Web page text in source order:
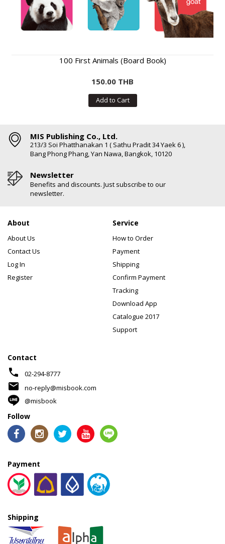
100 First Animals (Board Book)
150.00 THB
Add to Cart
MIS Publishing Co., Ltd.
213/3 Soi Phatthanakan 1 ( Sathu Pradit 34 Yaek 6 ),
Bang Phong Phang, Yan Nawa, Bangkok, 10120
Newsletter
Benefits and discounts. Just subscribe to our
newsletter.
About
About Us
Contact Us
Log In
Register
Service
How to Order
Payment
Shipping
Confirm Payment
Tracking
Download App
Catalogue 2017
Support
Contact
phone 02-294-8777
mail
no-reply@misbook.com
@misbook
Follow
Payment
Shipping